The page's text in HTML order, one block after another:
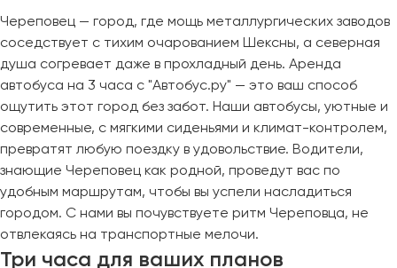
Череповец — город, где мощь металлургических заводов
соседствует с тихим очарованием Шексны, а северная
душа согревает даже в прохладный день. Аренда
автобуса на 3 часа с "Автобус.ру" — это ваш способ
ощутить этот город без забот. Наши автобусы, уютные и
современные, с мягкими сиденьями и климат-контролем,
превратят любую поездку в удовольствие. Водители,
знающие Череповец как родной, проведут вас по
удобным маршрутам, чтобы вы успели насладиться
городом. С нами вы почувствуете ритм Череповца, не
отвлекаясь на транспортные мелочи.
Три часа для ваших планов